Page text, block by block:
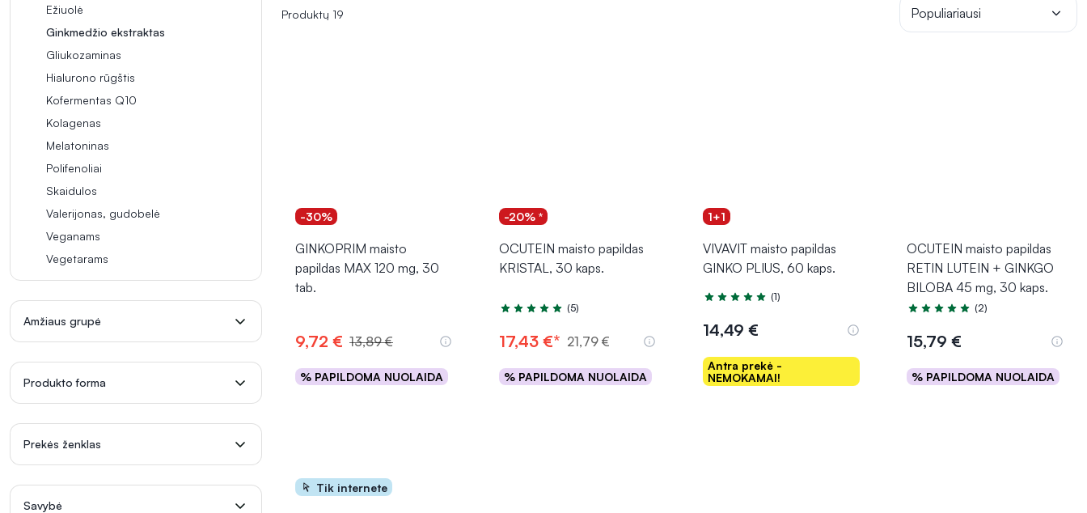
Ežiuolė
Ginkmedžio ekstraktas
Gliukozaminas
Hialurono rūgštis
Kofermentas Q10
Kolagenas
Melatoninas
Polifenoliai
Skaidulos
Valerijonas, gudobelė
Veganams
Vegetarams
Amžiaus grupė
Produkto forma
Prekės ženklas
Savybė
Produktų 19 Populiariausi
-30%
GINKOPRIM maisto
papildas MAX 120 mg, 30
tab.
9,72 € 13,89 €
% PAPILDOMA NUOLAIDA
Į krepšelį
-20% *
OCUTEIN maisto papildas
KRISTAL, 30 kaps.
Įvertinimas 5.0 iš 5
(5)
17,43 €* 21,79 €
% PAPILDOMA NUOLAIDA
Į krepšelį
1+1
VIVAVIT maisto papildas
GINKO PLIUS, 60 kaps.
Įvertinimas 5.0 iš 5
(1)
14,49 €
Antra prekė -
NEMOKAMAI!
Į krepšelį
OCUTEIN maisto papildas
RETIN LUTEIN + GINKGO
BILOBA 45 mg, 30 kaps.
Įvertinimas 5.0 iš 5
(2)
15,79 €
% PAPILDOMA NUOLAIDA
Į krepšelį
Tik internete